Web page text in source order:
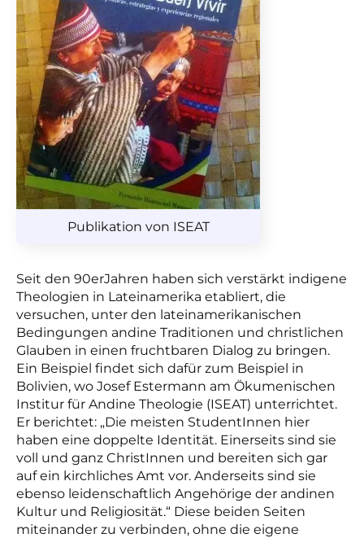
Publikation von ISEAT
Seit den 90erJahren haben sich verstärkt indigene
Theologien in Lateinamerika etabliert, die
versuchen, unter den lateinamerikanischen
Bedingungen andine Traditionen und christlichen
Glauben in einen fruchtbaren Dialog zu bringen.
Ein Beispiel findet sich dafür zum Beispiel in
Bolivien, wo Josef Estermann am Ökumenischen
Institur für Andine Theologie (ISEAT) unterrichtet.
Er berichtet: „Die meisten StudentInnen hier
haben eine doppelte Identität. Einerseits sind sie
voll und ganz ChristInnen und bereiten sich gar
auf ein kirchliches Amt vor. Anderseits sind sie
ebenso leidenschaftlich Angehörige der andinen
Kultur und Religiosität.“ Diese beiden Seiten
miteinander zu verbinden, ohne die eigene